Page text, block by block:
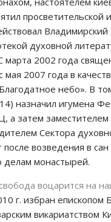
просветительской
духовной
2002 года
2007 года в
небо». В
назначил игумена
затем заместителем
Сектора
после возведения в
делам монастырей.
г. избран епископом
викариатством